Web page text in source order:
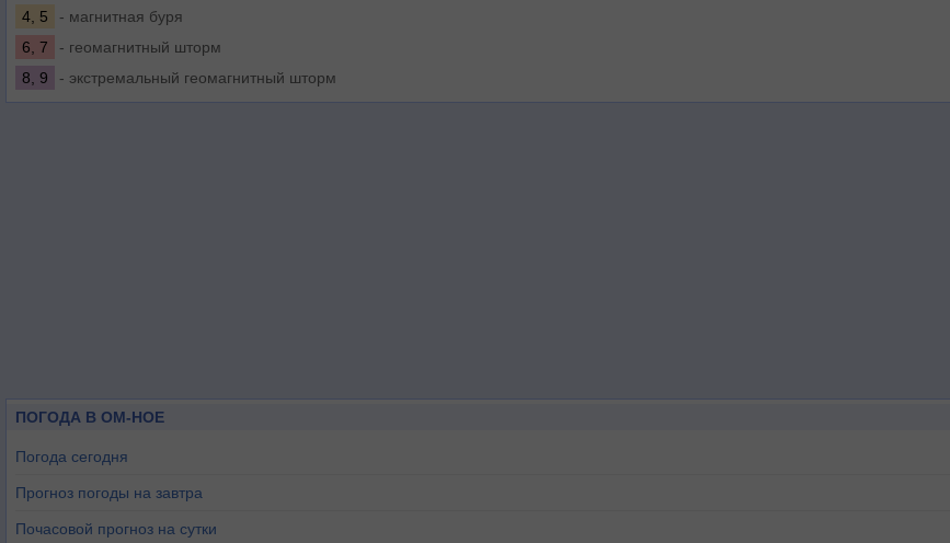
4, 5
- магнитная буря
6, 7
- геомагнитный шторм
8, 9
- экстремальный геомагнитный шторм
ПОГОДА В ОМ-НОЕ
Погода сегодня
Прогноз погоды на завтра
Почасовой прогноз на сутки